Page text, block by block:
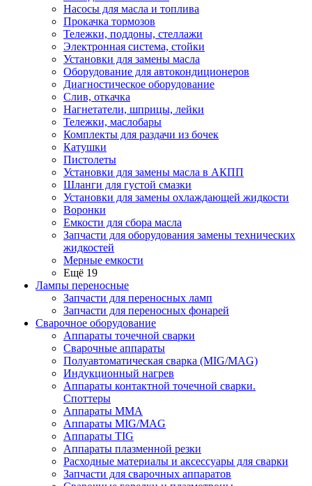
Насосы для масла и топлива
Прокачка тормозов
Тележки, поддоны, стеллажи
Электронная система, стойки
Установки для замены масла
Оборудование для автокондиционеров
Диагностическое оборудование
Слив, откачка
Нагнетатели, шприцы, лейки
Тележки, маслобары
Комплекты для раздачи из бочек
Катушки
Пистолеты
Установки для замены масла в АКПП
Шланги для густой смазки
Установки для замены охлаждающей жидкости
Воронки
Емкости для сбора масла
Запчасти для оборудования замены технических
жидкостей
Мерные емкости
Ещё 19
Лампы переносные
Запчасти для переносных ламп
Запчасти для переносных фонарей
Сварочное оборудование
Аппараты точечной сварки
Сварочные аппараты
Полуавтоматическая сварка (MIG/MAG)
Индукционный нагрев
Аппараты контактной точечной сварки.
Споттеры
Аппараты MMA
Аппараты MIG/MAG
Аппараты TIG
Аппараты плазменной резки
Расходные материалы и аксессуары для сварки
Запчасти для сварочных аппаратов